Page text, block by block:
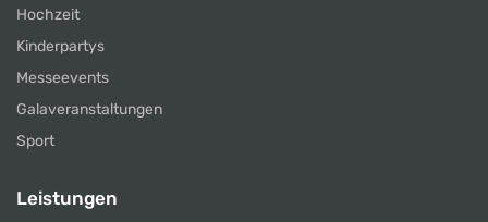
Hochzeit
Kinderpartys
Messeevents
Galaveranstaltungen
Sport
Leistungen